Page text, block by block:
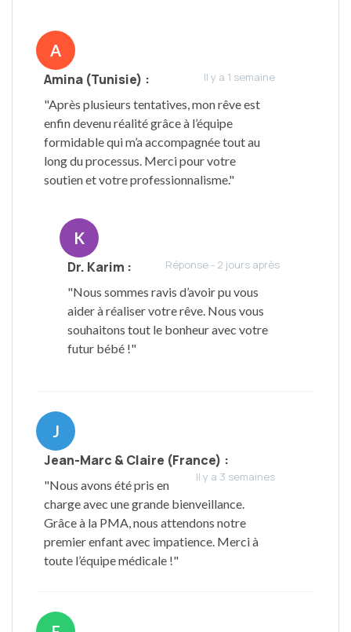
A
Amina (Tunisie) : Il y a 1 semaine
"Après plusieurs tentatives, mon rêve est
enfin devenu réalité grâce à l’équipe
formidable qui m’a accompagnée tout au
long du processus. Merci pour votre
soutien et votre professionnalisme."
K
Dr. Karim : Réponse - 2 jours après
"Nous sommes ravis d’avoir pu vous
aider à réaliser votre rêve. Nous vous
souhaitons tout le bonheur avec votre
futur bébé !"
J
Jean-Marc & Claire (France) :
Il y a 3 semaines
"Nous avons été pris en
charge avec une grande bienveillance.
Grâce à la PMA, nous attendons notre
premier enfant avec impatience. Merci à
toute l’équipe médicale !"